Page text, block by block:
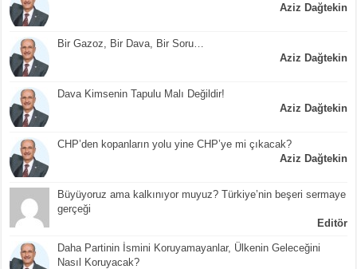
Aziz Dağtekin
Bir Gazoz, Bir Dava, Bir Soru…
Aziz Dağtekin
Dava Kimsenin Tapulu Malı Değildir!
Aziz Dağtekin
CHP’den kopanların yolu yine CHP’ye mi çıkacak?
Aziz Dağtekin
Büyüyoruz ama kalkınıyor muyuz? Türkiye’nin beşeri sermaye
gerçeği
Editör
Daha Partinin İsmini Koruyamayanlar, Ülkenin Geleceğini
Nasıl Koruyacak?